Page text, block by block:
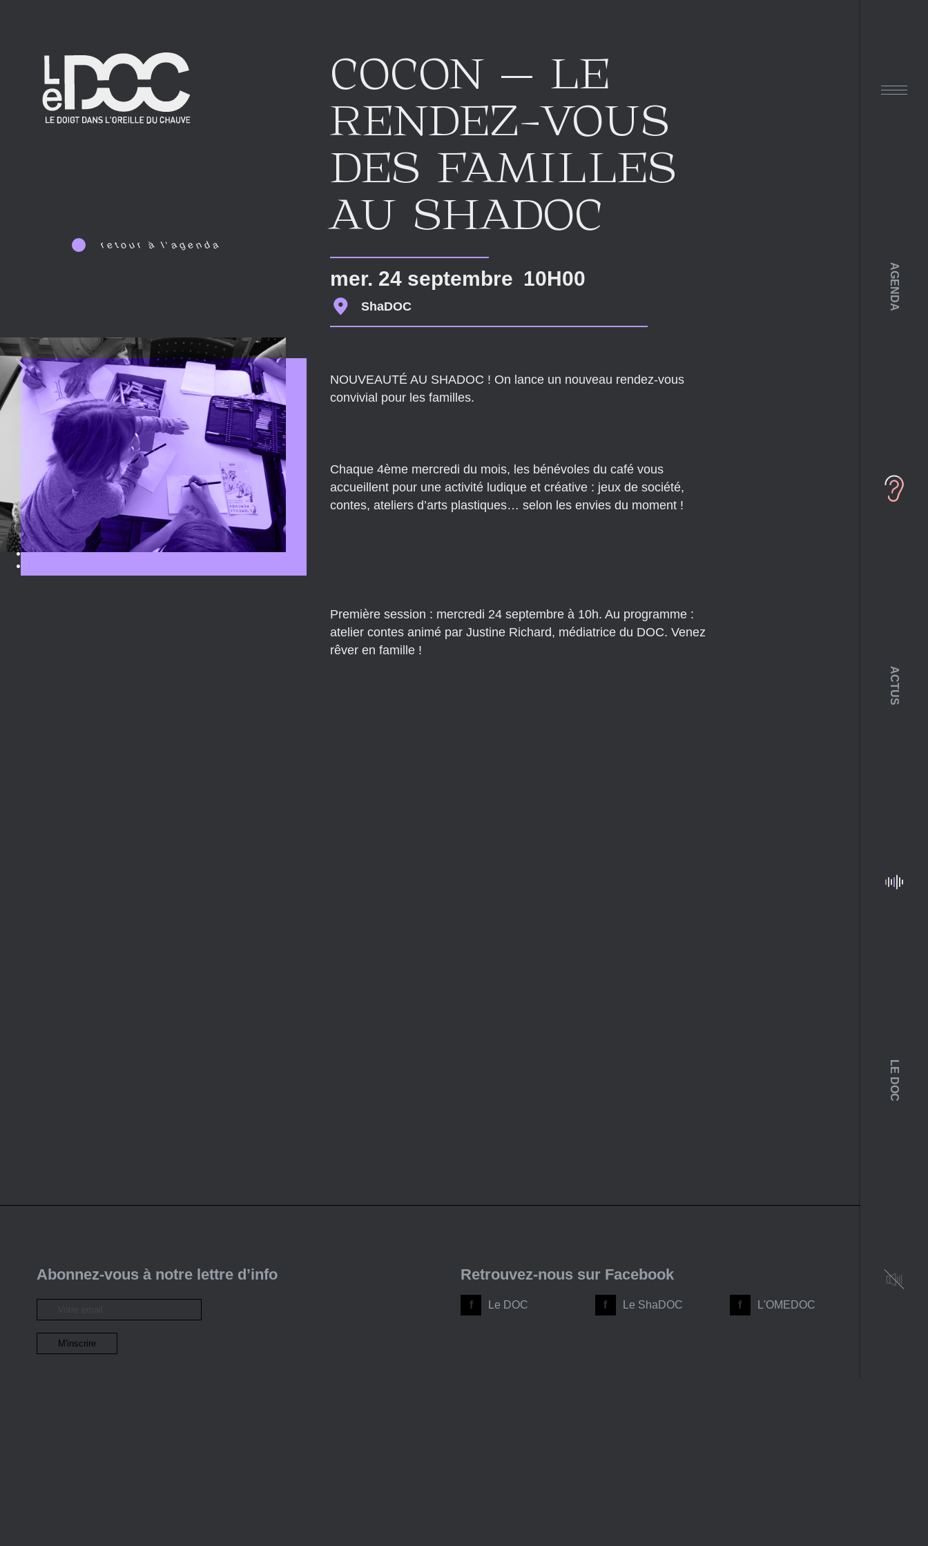
AGENDA
ACTUS
LE DOC
COCON – LE
RENDEZ-VOUS
DES FAMILLES
AU SHADOC
mer. 24 septembre 10H00
ShaDOC
r eto u r à l' age n d a
NOUVEAUTÉ AU SHADOC ! On lance un nouveau rendez-vous
convivial pour les familles.
Chaque 4ème mercredi du mois, les bénévoles du café vous
accueillent pour une activité ludique et créative : jeux de société,
contes, ateliers d’arts plastiques… selon les envies du moment !
Horaire : 10h – 11h
Première session : mercredi 24 septembre à 10h. Au programme :
atelier contes animé par Justine Richard, médiatrice du DOC. Venez
rêver en famille !
Abonnez-vous à notre lettre d’info Retrouvez-nous sur Facebook
Le DOC Le ShaDOC L'OMEDOC